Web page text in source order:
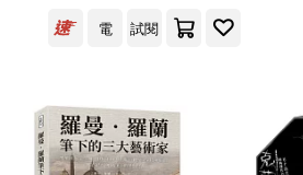
(美)杰克‧倫敦(4)
明天出版社(15)
法律出版社(15)
電 試閱